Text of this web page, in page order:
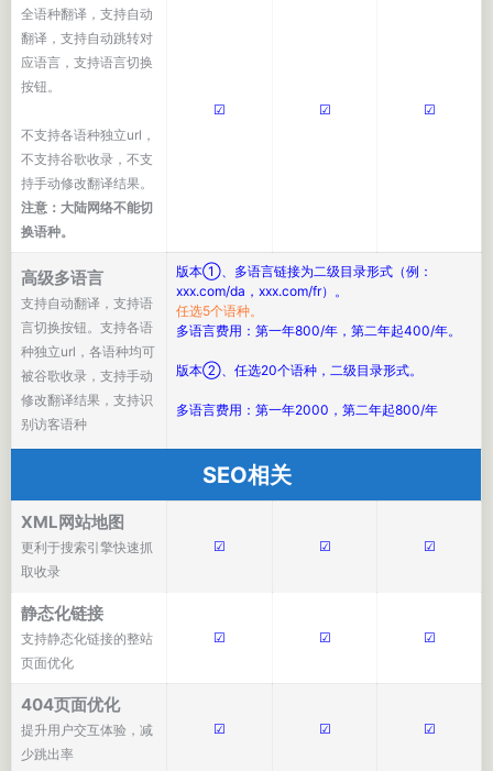
全语种翻译，支持自动
翻译，支持自动跳转对
应语言，支持语言切换
按钮。
不支持各语种独立url，
不支持谷歌收录，不支
持手动修改翻译结果。
注意：大陆网络不能切
换语种。
☑ ☑ ☑
高级多语言
支持自动翻译，支持语
言切换按钮。支持各语
种独立url，各语种均可
被谷歌收录，支持手动
修改翻译结果，支持识
别访客语种
版本①、多语言链接为二级目录形式（例：
xxx.com/da，xxx.com/fr）。
任选5个语种。
多语言费用：第一年800/年，第二年起400/年。
版本②、任选20个语种，二级目录形式。
多语言费用：第一年2000，第二年起800/年
SEO相关
XML网站地图
更利于搜索引擎快速抓
取收录
☑ ☑ ☑
静态化链接
支持静态化链接的整站
页面优化
☑ ☑ ☑
404页面优化
提升用户交互体验，减
少跳出率
☑ ☑ ☑